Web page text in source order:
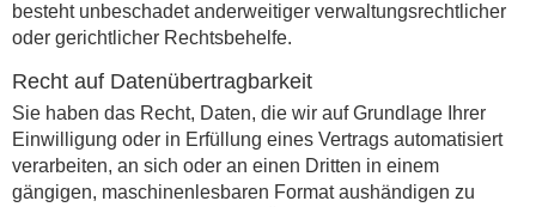
besteht unbeschadet anderweitiger verwaltungsrechtlicher
oder gerichtlicher Rechtsbehelfe.
Recht auf Daten­übertrag­barkeit
Sie haben das Recht, Daten, die wir auf Grundlage Ihrer
Einwilligung oder in Erfüllung eines Vertrags automatisiert
verarbeiten, an sich oder an einen Dritten in einem
gängigen, maschinenlesbaren Format aushändigen zu